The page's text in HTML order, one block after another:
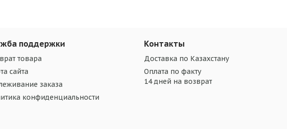
поддержки
товара
сайта
заказа
конфиденциальности
Контакты
Доставка по Казахстану
Оплата по факту
14 дней на возврат